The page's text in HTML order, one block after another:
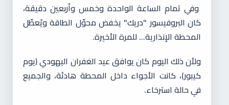
وفي تمام الساعة الواحدة وخمس وأربعين دقيقة،
كان البروفيسور "دريك" يخفض محوّل الطاقة ويُعطّل
المحطة الإنذارية... للمرة الأخيرة.
ولأن ذلك اليوم كان يوافق عيد الغفران اليهودي (يوم
كيبور)، كانت الأجواء داخل المحطة هادئة، والجميع
في حالة استرخاء.